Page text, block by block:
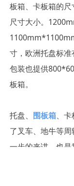
板箱、卡板箱的
尺寸大小。
寸，欧洲托盘标
包装也提供
板箱。
托盘、 围板箱、
了叉车、地牛等
一步的来讲，也是